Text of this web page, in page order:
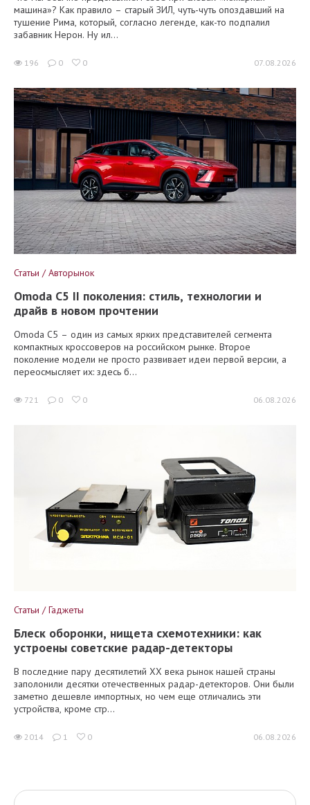
машина»? Как правило – старый ЗИЛ, чуть-чуть опоздавший на
тушение Рима, который, согласно легенде, как-то подпалил
забавник Нерон. Ну ил...
196 0 0 07.08.2026
Статьи / Авторынок
Omoda C5 II поколения: стиль, технологии и
драйв в новом прочтении
Omoda C5 – один из самых ярких представителей сегмента
компактных кроссоверов на российском рынке. Второе
поколение модели не просто развивает идеи первой версии, а
переосмысляет их: здесь б...
721 0 0 06.08.2026
Статьи / Гаджеты
Блеск оборонки, нищета схемотехники: как
устроены советские радар-детекторы
В последние пару десятилетий XX века рынок нашей страны
заполонили десятки отечественных радар-детекторов. Они были
заметно дешевле импортных, но чем еще отличались эти
устройства, кроме стр...
2014 1 0 06.08.2026